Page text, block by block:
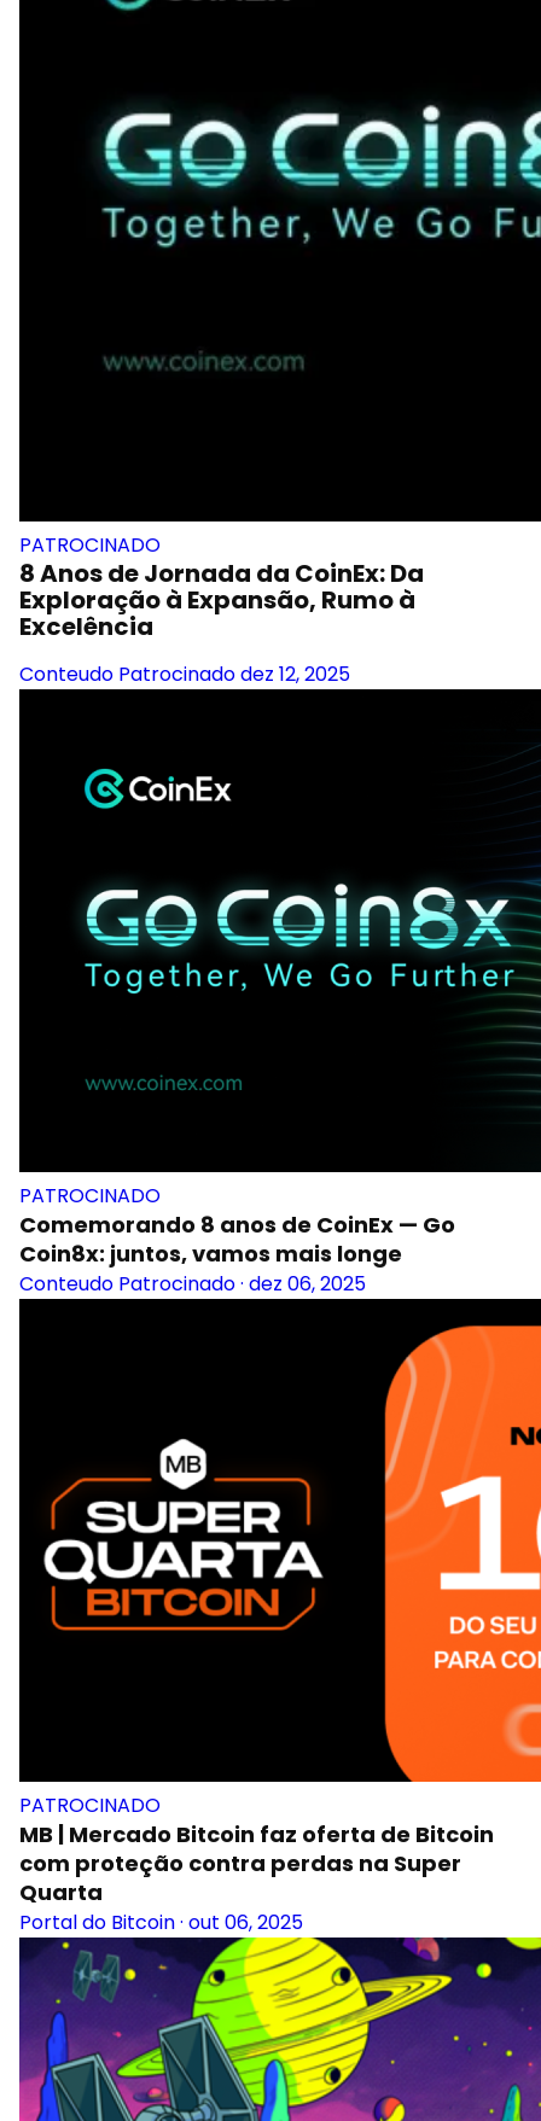
PATROCINADO
8 Anos de Jornada da CoinEx: Da
Exploração à Expansão, Rumo à
Excelência
Conteudo Patrocinadodez 12, 2025
PATROCINADO
Comemorando 8 anos de CoinEx — Go
Coin8x: juntos, vamos mais longe
Conteudo Patrocinado· dez 06, 2025
PATROCINADO
MB | Mercado Bitcoin faz oferta de Bitcoin
com proteção contra perdas na Super
Quarta
Portal do Bitcoin· out 06, 2025